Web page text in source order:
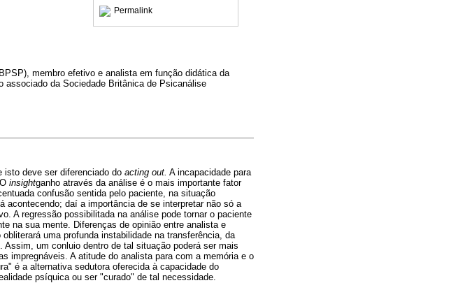
Permalink
membro efetivo e analista em função didática da
associado da Sociedade Britânica de Psicanálise
isto deve ser diferenciado do acting out. A incapacidade para
insightganho através da análise é o mais importante fator
confusão sentida pelo paciente, na situação
acontecendo; daí a importância de se interpretar não só a
A regressão possibilitada na análise pode tornar o paciente
na sua mente. Diferenças de opinião entre analista e
uma profunda instabilidade na transferência, da
um conluio dentro de tal situação poderá ser mais
impregnáveis. A atitude do analista para com a memória e o
é a alternativa sedutora oferecida à capacidade do
psíquica ou ser "curado" de tal necessidade.